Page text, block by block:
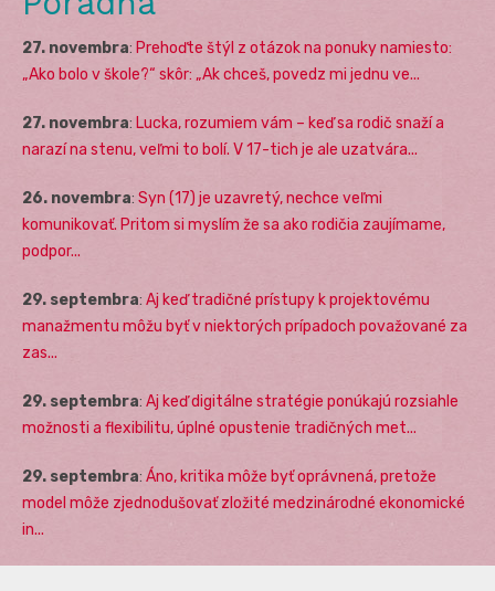
27. novembra: Prehoďte štýl z otázok na ponuky namiesto:
„Ako bolo v škole?“ skôr: „Ak chceš, povedz mi jednu ve...
27. novembra: Lucka, rozumiem vám – keď sa rodič snaží a
narazí na stenu, veľmi to bolí. V 17-tich je ale uzatvára...
26. novembra: Syn (17) je uzavretý, nechce veľmi
komunikovať. Pritom si myslím že sa ako rodičia zaujímame,
podpor...
29. septembra: Aj keď tradičné prístupy k projektovému
manažmentu môžu byť v niektorých prípadoch považované za
zas...
29. septembra: Aj keď digitálne stratégie ponúkajú rozsiahle
možnosti a flexibilitu, úplné opustenie tradičných met...
29. septembra: Áno, kritika môže byť oprávnená, pretože
model môže zjednodušovať zložité medzinárodné ekonomické
in...